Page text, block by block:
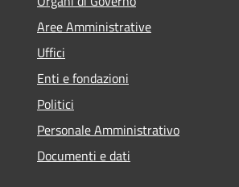
Aree Amministrative
Uffici
Enti e fondazioni
Politici
Personale Amministrativo
Documenti e dati